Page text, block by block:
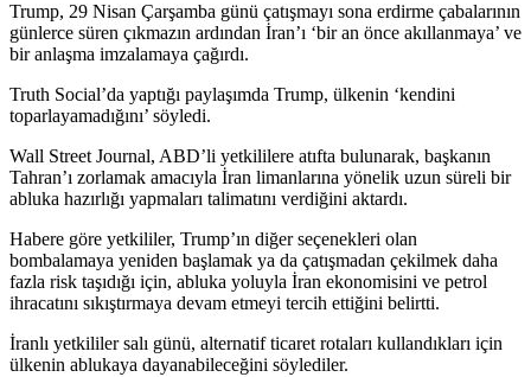
Trump, 29 Nisan Çarşamba günü çatışmayı sona erdirme çabalarının
günlerce süren çıkmazın ardından İran’ı ‘bir an önce akıllanmaya’ ve
bir anlaşma imzalamaya çağırdı.
Truth Social’da yaptığı paylaşımda Trump, ülkenin ‘kendini
toparlayamadığını’ söyledi.
Wall Street Journal, ABD’li yetkililere atıfta bulunarak, başkanın
Tahran’ı zorlamak amacıyla İran limanlarına yönelik uzun süreli bir
abluka hazırlığı yapmaları talimatını verdiğini aktardı.
Habere göre yetkililer, Trump’ın diğer seçenekleri olan
bombalamaya yeniden başlamak ya da çatışmadan çekilmek daha
fazla risk taşıdığı için, abluka yoluyla İran ekonomisini ve petrol
ihracatını sıkıştırmaya devam etmeyi tercih ettiğini belirtti.
İranlı yetkililer salı günü, alternatif ticaret rotaları kullandıkları için
ülkenin ablukaya dayanabileceğini söylediler.